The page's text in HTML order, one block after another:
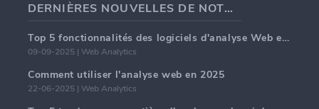
DERNIÈRES NOUVELLES DE NOTRE BLOG
Top 5 fonctionnalités des logiciels d'analyse Web en 2025
09-09-2025 | Web Analytics
Comment utiliser l'analyse web en 2025
22-06-2025 | Web Analytics